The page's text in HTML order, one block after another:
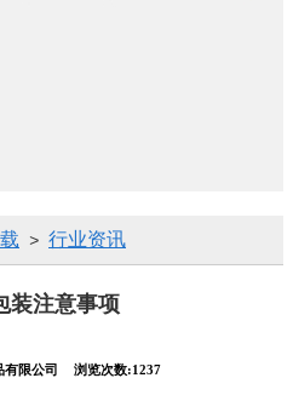
> 行业资讯
装注意事项
有限公司 浏览次数:1237